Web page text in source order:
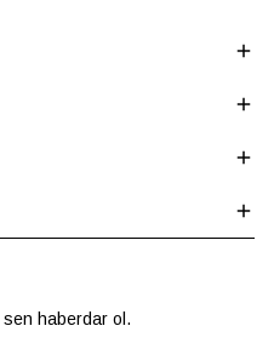
haberdar ol.